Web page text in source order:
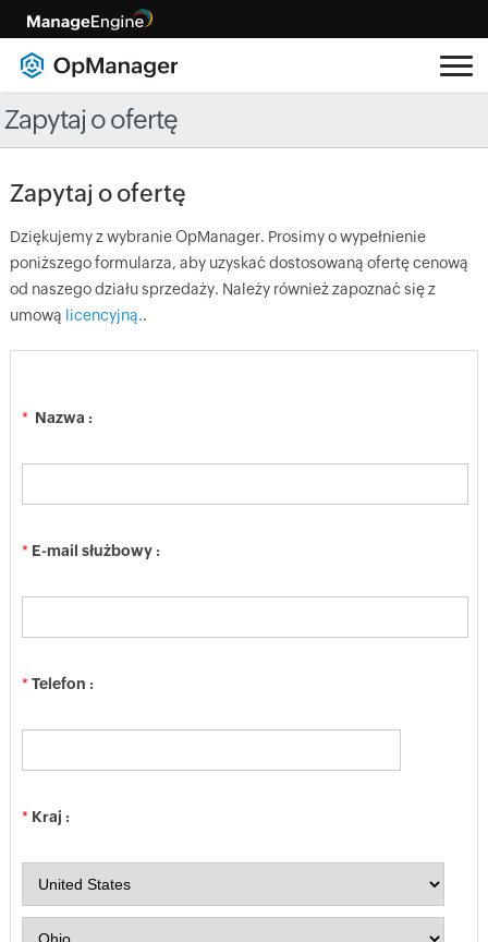
Zapytaj o ofertę
Zapytaj o ofertę
Dziękujemy z wybranie OpManager. Prosimy o wypełnienie
poniższego formularza, aby uzyskać dostosowaną ofertę cenową
od naszego działu sprzedaży. Należy również zapoznać się z
umową licencyjną..
* Nazwa :
* E-mail służbowy :
* Telefon :
* Kraj :